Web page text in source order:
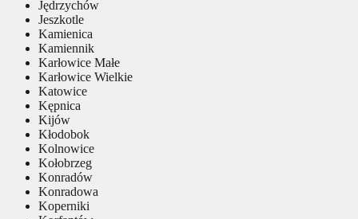
Jędrzychów
Jeszkotle
Kamienica
Kamiennik
Karłowice Małe
Karłowice Wielkie
Katowice
Kępnica
Kijów
Kłodobok
Kolnowice
Kołobrzeg
Konradów
Konradowa
Koperniki